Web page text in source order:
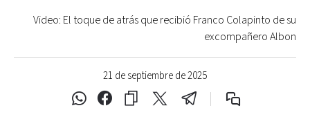
21 de septiembre de 2025
Video: El toque de atrás que recibió Franco Colapinto de su
excompañero Albon